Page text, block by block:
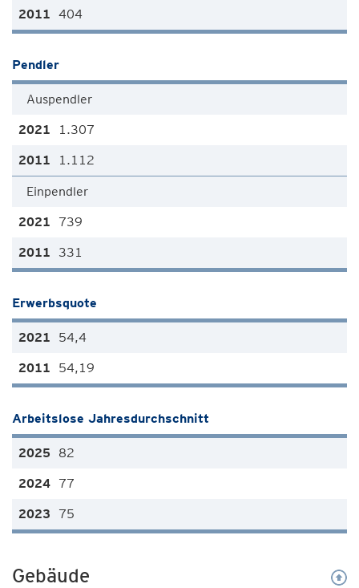
404
Pendler
Auspendler
1.307
1.112
Einpendler
739
331
Erwerbsquote
54,4
54,19
Arbeitslose Jahresdurchschnitt
82
77
75
Gebäude